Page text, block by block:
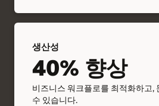
생산성
40% 향상
비즈니스 워크플로를 최적화하고,
수 있습니다.